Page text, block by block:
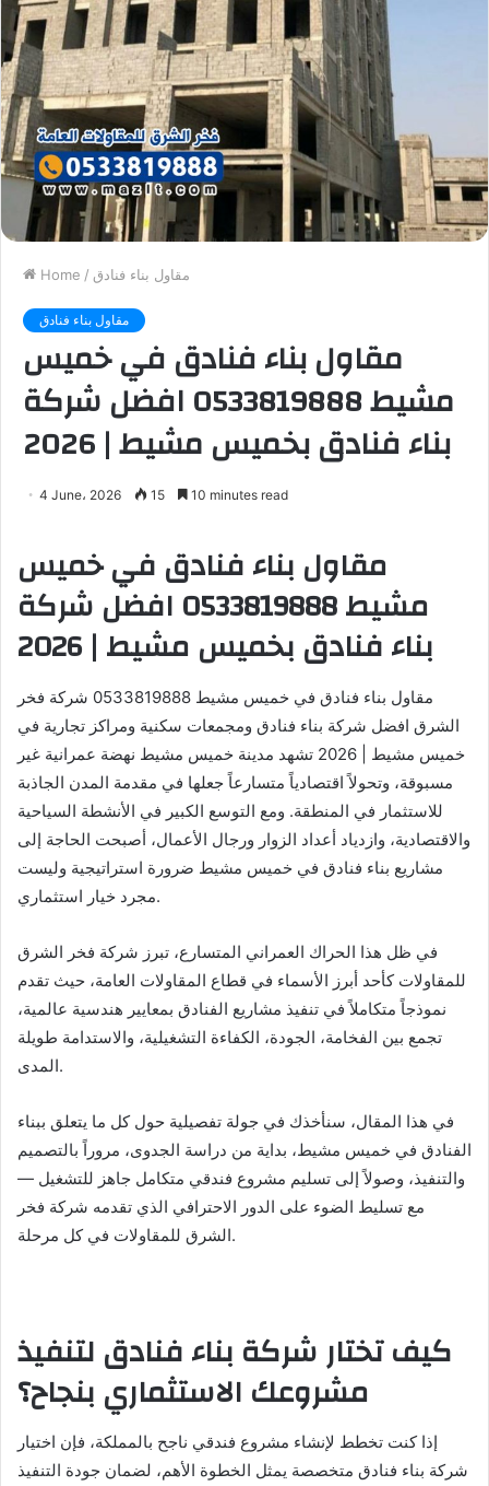
Home / مقاول بناء فنادق
مقاول بناء فنادق
مقاول بناء فنادق في خميس
مشيط 0533819888 افضل شركة
بناء فنادق بخميس مشيط | 2026
4 June، 2026 15 10 minutes read
مقاول بناء فنادق في خميس
مشيط 0533819888 افضل شركة
بناء فنادق بخميس مشيط | 2026
مقاول بناء فنادق في خميس مشيط 0533819888 شركة فخر
الشرق افضل شركة بناء فنادق ومجمعات سكنية ومراكز تجارية في
خميس مشيط | 2026 تشهد مدينة خميس مشيط نهضة عمرانية غير
مسبوقة، وتحولاً اقتصادياً متسارعاً جعلها في مقدمة المدن الجاذبة
للاستثمار في المنطقة. ومع التوسع الكبير في الأنشطة السياحية
والاقتصادية، وازدياد أعداد الزوار ورجال الأعمال، أصبحت الحاجة إلى
مشاريع بناء فنادق في خميس مشيط ضرورة استراتيجية وليست
مجرد خيار استثماري.
في ظل هذا الحراك العمراني المتسارع، تبرز شركة فخر الشرق
للمقاولات كأحد أبرز الأسماء في قطاع المقاولات العامة، حيث تقدم
نموذجاً متكاملاً في تنفيذ مشاريع الفنادق بمعايير هندسية عالمية،
تجمع بين الفخامة، الجودة، الكفاءة التشغيلية، والاستدامة طويلة
المدى.
في هذا المقال، سنأخذك في جولة تفصيلية حول كل ما يتعلق ببناء
الفنادق في خميس مشيط، بداية من دراسة الجدوى، مروراً بالتصميم
والتنفيذ، وصولاً إلى تسليم مشروع فندقي متكامل جاهز للتشغيل —
مع تسليط الضوء على الدور الاحترافي الذي تقدمه شركة فخر
الشرق للمقاولات في كل مرحلة.
كيف تختار شركة بناء فنادق لتنفيذ
مشروعك الاستثماري بنجاح؟
إذا كنت تخطط لإنشاء مشروع فندقي ناجح بالمملكة، فإن اختيار
شركة بناء فنادق متخصصة يمثل الخطوة الأهم، لضمان جودة التنفيذ